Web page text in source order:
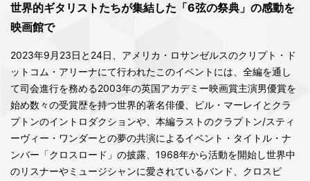
世界的ギタリストたちが集結した「6弦の祭典」の感動を
映画館で
2023年9月23日と24日、アメリカ・ロサンゼルスのクリプト・ド
ットコム・アリーナにて行われたこのイベントには、全編を通し
て司会進行を務める2003年の英国アカデミー映画賞主演男優賞を
始め数々の受賞歴を持つ世界的著名俳優、ビル・マーレイとクラ
プトンのイントロダクションや、本編ラストのクラプトン/スティ
ーヴィー・ワンダーとの夢の共演によるイベント・タイトル・ナ
ンバー「クロスロード」の披露、1968年から活動を開始し世界中
のリスナーやミュージシャンに愛されているバンド、クロスビ